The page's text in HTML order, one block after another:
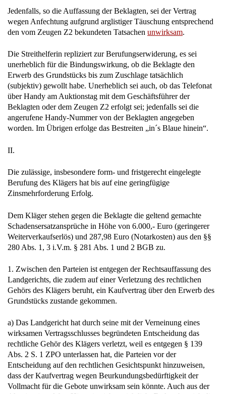
Jedenfalls, so die Auffassung der Beklagten, sei der Vertrag
wegen Anfechtung aufgrund arglistiger Täuschung entsprechend
den vom Zeugen Z2 bekundeten Tatsachen unwirksam.
Die Streithelferin repliziert zur Berufungserwiderung, es sei
unerheblich für die Bindungswirkung, ob die Beklagte den
Erwerb des Grundstücks bis zum Zuschlage tatsächlich
(subjektiv) gewollt habe. Unerheblich sei auch, ob das Telefonat
über Handy am Auktionstag mit dem Geschäftsführer der
Beklagten oder dem Zeugen Z2 erfolgt sei; jedenfalls sei die
angerufene Handy-Nummer von der Beklagten angegeben
worden. Im Übrigen erfolge das Bestreiten „in´s Blaue hinein“.
II.
Die zulässige, insbesondere form- und fristgerecht eingelegte
Berufung des Klägers hat bis auf eine geringfügige
Zinsmehrforderung Erfolg.
Dem Kläger stehen gegen die Beklagte die geltend gemachte
Schadensersatzansprüche in Höhe von 6.000,- Euro (geringerer
Weiterverkaufserlös) und 287,98 Euro (Notarkosten) aus den §§
280 Abs. 1, 3 i.V.m. § 281 Abs. 1 und 2 BGB zu.
1. Zwischen den Parteien ist entgegen der Rechtsauffassung des
Landgerichts, die zudem auf einer Verletzung des rechtlichen
Gehörs des Klägers beruht, ein Kaufvertrag über den Erwerb des
Grundstücks zustande gekommen.
a) Das Landgericht hat durch seine mit der Verneinung eines
wirksamen Vertragsschlusses begründeten Entscheidung das
rechtliche Gehör des Klägers verletzt, weil es entgegen § 139
Abs. 2 S. 1 ZPO unterlassen hat, die Parteien vor der
Entscheidung auf den rechtlichen Gesichtspunkt hinzuweisen,
dass der Kaufvertrag wegen Beurkundungsbedürftigkeit der
Vollmacht für die Gebote unwirksam sein könnte. Auch aus der